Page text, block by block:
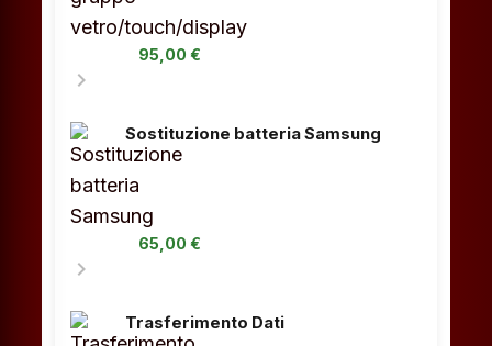
95,00 €
chevron_right
Sostituzione batteria Samsung
65,00 €
chevron_right
Trasferimento Dati